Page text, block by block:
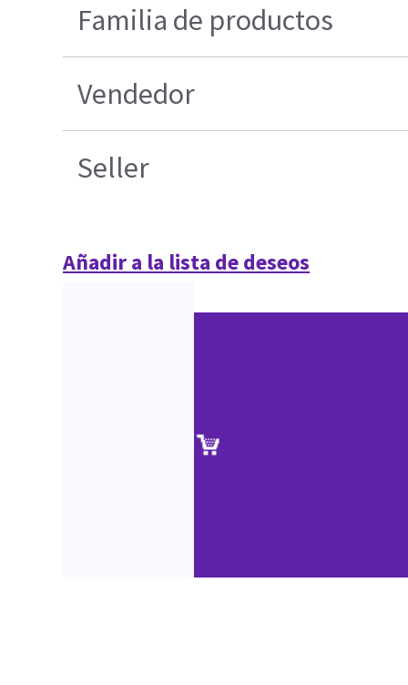
Familia de productos
Vendedor
Seller
Añadir a la lista de deseos